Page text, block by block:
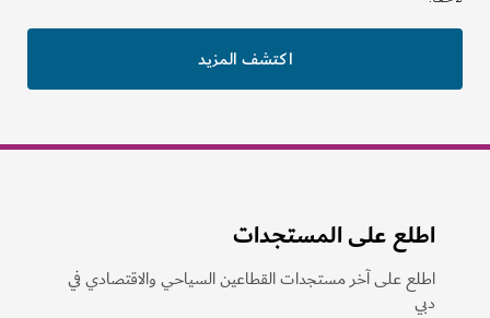
اكتشف المزيد
اطلع على المستجدات
اطلع على آخر مستجدات القطاعين السياحي والاقتصادي في